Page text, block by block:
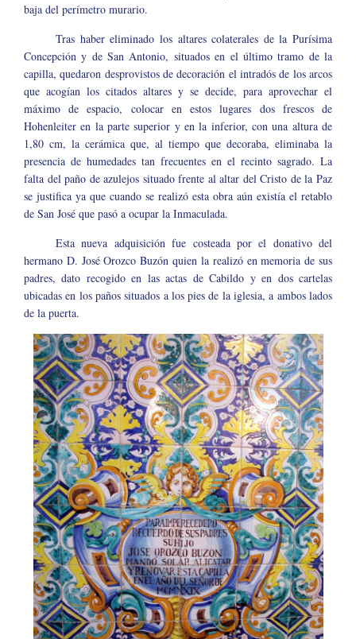
baja del perímetro murario.
Tras haber eliminado los altares colaterales de la Purísima
Concepción y de San Antonio, situados en el último tramo de la
capilla, quedaron desprovistos de decoración el intradós de los arcos
que acogían los citados altares y se decide, para aprovechar el
máximo de espacio, colocar en estos lugares dos frescos de
Hohenleiter en la parte superior y en la inferior, con una altura de
1,80 cm, la cerámica que, al tiempo que decoraba, eliminaba la
presencia de humedades tan frecuentes en el recinto sagrado. La
falta del paño de azulejos situado frente al altar del Cristo de la Paz
se justifica ya que cuando se realizó esta obra aún existía el retablo
de San José que pasó a ocupar la Inmaculada.
Esta nueva adquisición fue costeada por el donativo del
hermano D. José Orozco Buzón quien la realizó en memoria de sus
padres, dato recogido en las actas de Cabildo y en dos cartelas
ubicadas en los paños situados a los pies de la iglesia, a ambos lados
de la puerta.